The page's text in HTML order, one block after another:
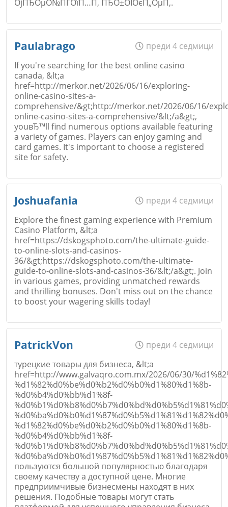
Откажи
ОјПЂОµО№ПЃОїП…П‚ ПЂО±ОЇОєП„ОµП‚.
Email
Коментар *
Откажи
Paulabrago
преди 4 седмици
If you're searching for the best online casino
canada, &lt;a
href=http://merkor.net/2026/06/16/exploring-
online-casino-sites-a-
comprehensive/&gt;http://merkor.net/2026/06/16/
online-casino-sites-a-comprehensive/&lt;/a&gt;,
youвЂ™ll find numerous options available featuring
a variety of games. Players can enjoy gaming and
card games. It's important to choose a registered
site for safety.
Email
Коментар*
Откажи
Joshuafania
преди 4 седмици
Explore the finest gaming experience with Premium
Casino Platform, &lt;a
href=https://dskogsphoto.com/the-ultimate-guide-
to-online-slots-and-casinos-
36/&gt;https://dskogsphoto.com/the-ultimate-
guide-to-online-slots-and-casinos-36/&lt;/a&gt;. Join
in various games, providing unmatched rewards
and thrilling bonuses. Don't miss out on the chance
to boost your wagering skills today!
Email
Коментар*
PatrickVon
преди 4 седмици
турецкие товары для бизнеса, &lt;a
href=http://www.galvaqro.com.mx/2026/06/30/
%d1%82%d0%be%d0%b2%d0%b0%d1%80%d1%8b-
%d0%b4%d0%bb%d1%8f-
%d1%82%d0%be%d0%b2%d0%b0%d1%80%d1%8b-
%d0%b4%d0%bb%d1%8f-
пользуются большой популярностью благодаря
своему качеству а доступной цене. Многие
предприимчивые бизнесмены находят в них
решения. Подобные товары могут стать